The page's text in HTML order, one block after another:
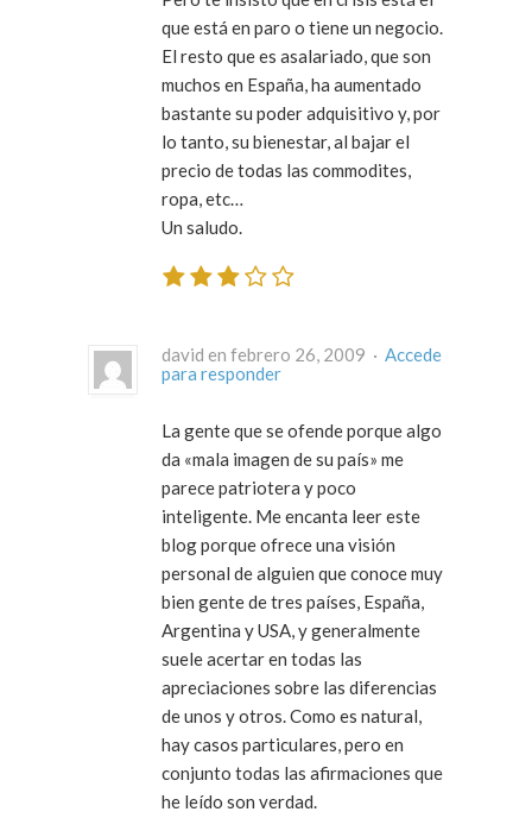
que está en paro o tiene un negocio.
El resto que es asalariado, que son
muchos en España, ha aumentado
bastante su poder adquisitivo y, por
lo tanto, su bienestar, al bajar el
precio de todas las commodites,
ropa, etc…
Un saludo.
david en febrero 26, 2009 · Accede
para responder
La gente que se ofende porque algo
da «mala imagen de su país» me
parece patriotera y poco
inteligente. Me encanta leer este
blog porque ofrece una visión
personal de alguien que conoce muy
bien gente de tres países, España,
Argentina y USA, y generalmente
suele acertar en todas las
apreciaciones sobre las diferencias
de unos y otros. Como es natural,
hay casos particulares, pero en
conjunto todas las afirmaciones que
he leído son verdad.